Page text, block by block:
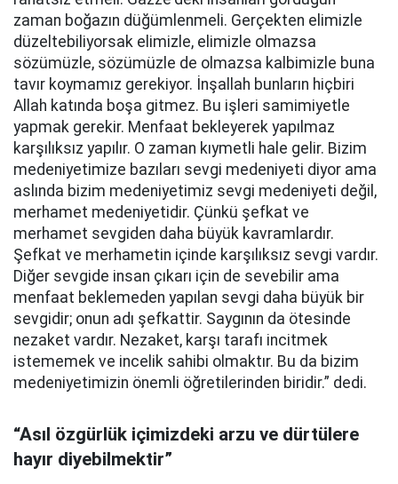
zaman boğazın düğümlenmeli. Gerçekten elimizle
düzeltebiliyorsak elimizle, elimizle olmazsa
sözümüzle, sözümüzle de olmazsa kalbimizle buna
tavır koymamız gerekiyor. İnşallah bunların hiçbiri
Allah katında boşa gitmez. Bu işleri samimiyetle
yapmak gerekir. Menfaat bekleyerek yapılmaz
karşılıksız yapılır. O zaman kıymetli hale gelir. Bizim
medeniyetimize bazıları sevgi medeniyeti diyor ama
aslında bizim medeniyetimiz sevgi medeniyeti değil,
merhamet medeniyetidir. Çünkü şefkat ve
merhamet sevgiden daha büyük kavramlardır.
Şefkat ve merhametin içinde karşılıksız sevgi vardır.
Diğer sevgide insan çıkarı için de sevebilir ama
menfaat beklemeden yapılan sevgi daha büyük bir
sevgidir; onun adı şefkattir. Saygının da ötesinde
nezaket vardır. Nezaket, karşı tarafı incitmek
istememek ve incelik sahibi olmaktır. Bu da bizim
medeniyetimizin önemli öğretilerinden biridir.” dedi.
“Asıl özgürlük içimizdeki arzu ve dürtülere
hayır diyebilmektir”